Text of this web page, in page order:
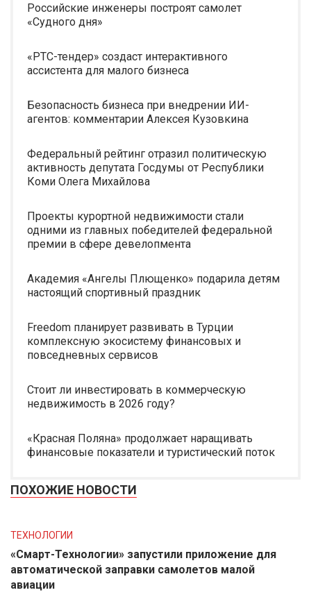
Российские инженеры построят самолет
«Судного дня»
«РТС-тендер» создаст интерактивного
ассистента для малого бизнеса
Безопасность бизнеса при внедрении ИИ-
агентов: комментарии Алексея Кузовкина
Федеральный рейтинг отразил политическую
активность депутата Госдумы от Республики
Коми Олега Михайлова
Проекты курортной недвижимости стали
одними из главных победителей федеральной
премии в сфере девелопмента
Академия «Ангелы Плющенко» подарила детям
настоящий спортивный праздник
Freedom планирует развивать в Турции
комплексную экосистему финансовых и
повседневных сервисов
Стоит ли инвестировать в коммерческую
недвижимость в 2026 году?
«Красная Поляна» продолжает наращивать
финансовые показатели и туристический поток
ПОХОЖИЕ НОВОСТИ
ТЕХНОЛОГИИ
«Смарт-Технологии» запустили приложение для
автоматической заправки самолетов малой
авиации